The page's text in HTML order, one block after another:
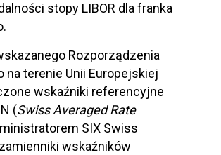
stopy LIBOR dla franka
Rozporządzenia
na terenie Unii Europejskiej
wskaźniki referencyjne
(Swiss Averaged Rate
SIX Swiss
wskaźników